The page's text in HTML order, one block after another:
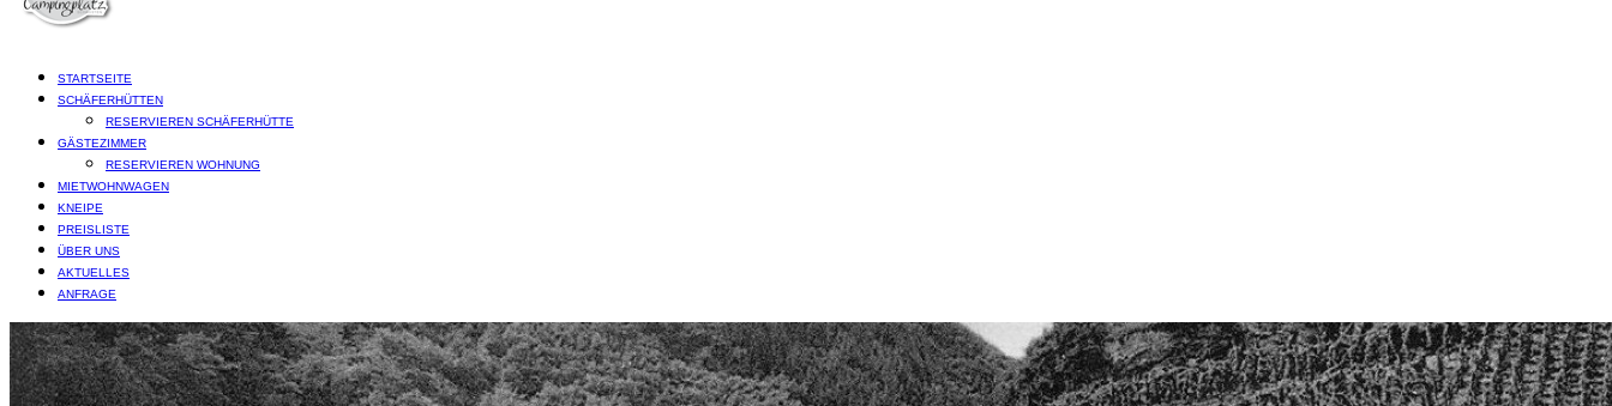
STARTSEITE
SCHÄFERHÜTTEN
RESERVIEREN SCHÄFERHÜTTE
GÄSTEZIMMER
RESERVIEREN WOHNUNG
MIETWOHNWAGEN
KNEIPE
PREISLISTE
ÜBER UNS
AKTUELLES
ANFRAGE